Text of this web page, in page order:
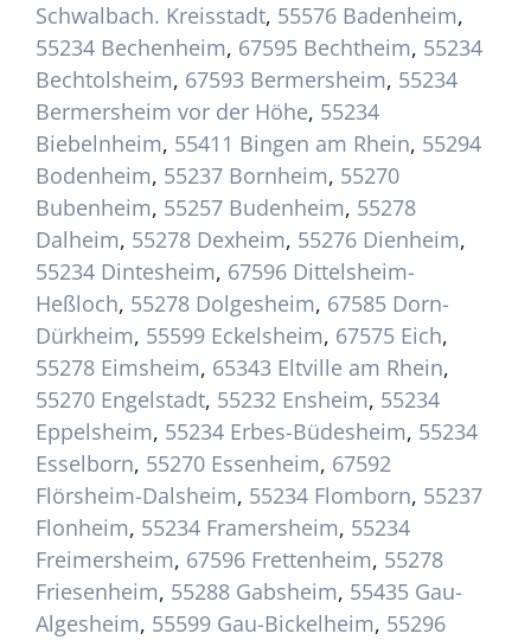
Schwalbach. Kreisstadt, 55576 Badenheim,
55234 Bechenheim, 67595 Bechtheim, 55234
Bechtolsheim, 67593 Bermersheim, 55234
Bermersheim vor der Höhe, 55234
Biebelnheim, 55411 Bingen am Rhein, 55294
Bodenheim, 55237 Bornheim, 55270
Bubenheim, 55257 Budenheim, 55278
Dalheim, 55278 Dexheim, 55276 Dienheim,
55234 Dintesheim, 67596 Dittelsheim-
Heßloch, 55278 Dolgesheim, 67585 Dorn-
Dürkheim, 55599 Eckelsheim, 67575 Eich,
55278 Eimsheim, 65343 Eltville am Rhein,
55270 Engelstadt, 55232 Ensheim, 55234
Eppelsheim, 55234 Erbes-Büdesheim, 55234
Esselborn, 55270 Essenheim, 67592
Flörsheim-Dalsheim, 55234 Flomborn, 55237
Flonheim, 55234 Framersheim, 55234
Freimersheim, 67596 Frettenheim, 55278
Friesenheim, 55288 Gabsheim, 55435 Gau-
Algesheim, 55599 Gau-Bickelheim, 55296